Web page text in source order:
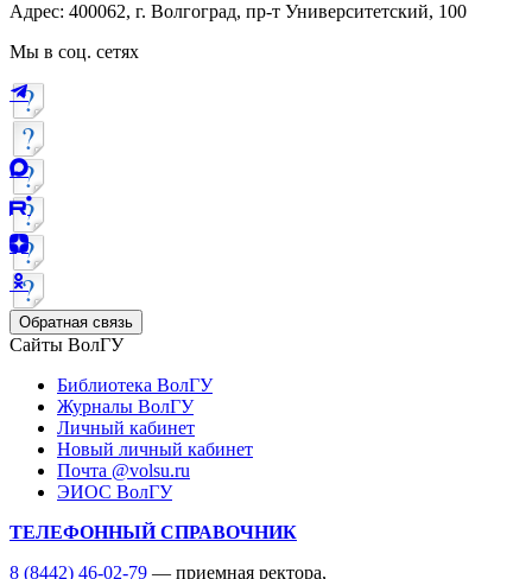
Адрес: 400062, г. Волгоград, пр-т Университетский, 100
Мы в соц. сетях
Обратная связь
Сайты ВолГУ
Библиотека ВолГУ
Журналы ВолГУ
Личный кабинет
Новый личный кабинет
Почта @volsu.ru
ЭИОС ВолГУ
ТЕЛЕФОННЫЙ СПРАВОЧНИК
8 (8442) 46-02-79 — приемная ректора,